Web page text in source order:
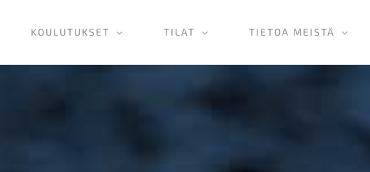
KOULUTUKSET TILAT TIETOA MEISTÄ